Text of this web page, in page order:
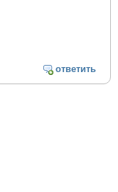
ответить